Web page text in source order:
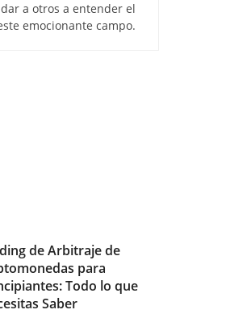
a otros a entender el
emocionante campo.
de Arbitraje de
para
Todo lo que
Saber